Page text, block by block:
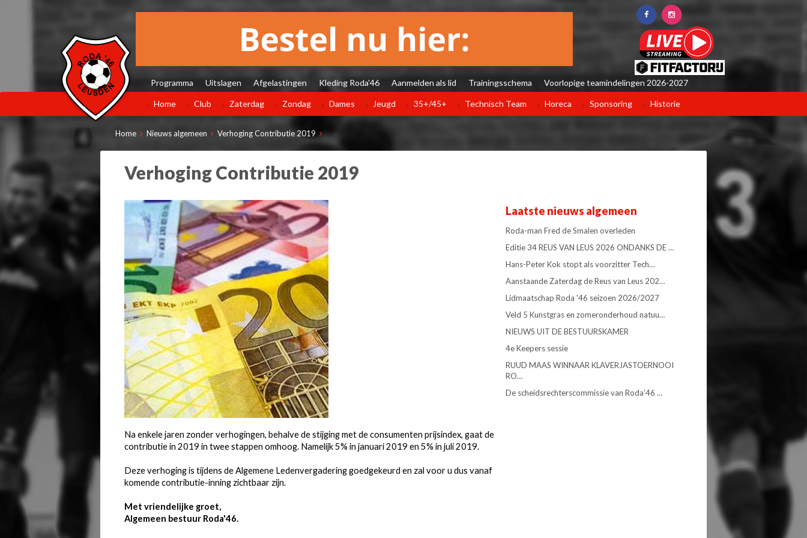
Programma Uitslagen Afgelastingen Kleding Roda'46 Aanmelden als lid Trainingsschema Voorlopige teamindelingen 2026-2027
Home Club Zaterdag Zondag Dames Jeugd 35+/45+ Technisch Team Horeca Sponsoring Historie
Home Nieuws algemeen Verhoging Contributie 2019
Verhoging Contributie 2019
Na enkele jaren zonder verhogingen, behalve de stijging met de consumenten prijsindex, gaat de
contributie in 2019 in twee stappen omhoog. Namelijk 5% in januari 2019 en 5% in juli 2019.
Deze verhoging is tijdens de Algemene Ledenvergadering goedgekeurd en zal voor u dus vanaf
komende contributie-inning zichtbaar zijn.
Met vriendelijke groet,
Algemeen bestuur Roda'46.
Laatste nieuws algemeen
Roda-man Fred de Smalen overleden
Editie 34 REUS VAN LEUS 2026 ONDANKS DE …
Hans-Peter Kok stopt als voorzitter Tech…
Aanstaande Zaterdag de Reus van Leus 202…
Lidmaatschap Roda '46 seizoen 2026/2027
Veld 5 Kunstgras en zomeronderhoud natuu…
NIEUWS UIT DE BESTUURSKAMER
4e Keepers sessie
RUUD MAAS WINNAAR KLAVERJASTOERNOOI
RO…
De scheidsrechterscommissie van Roda’46 …